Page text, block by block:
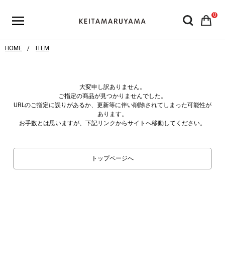
0
HOME ITEM
大変申し訳ありません。
ご指定の商品が見つかりませんでした。
URLのご指定に誤りがあるか、更新等に伴い削除されてしまった可能性が
あります。
お手数とは思いますが、下記リンクからサイトへ移動してください。
トップページへ